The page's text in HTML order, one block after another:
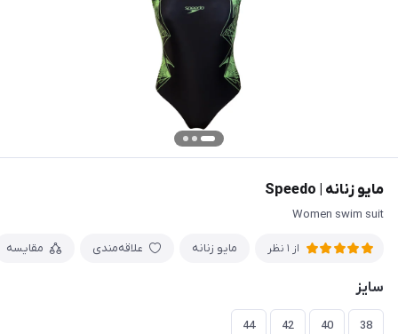
مایو زنانه | Speedo
Women swim suit
از 1 نظر مایو زنانه علاقه‌مندی مقایسه
سایز
38
40
42
44